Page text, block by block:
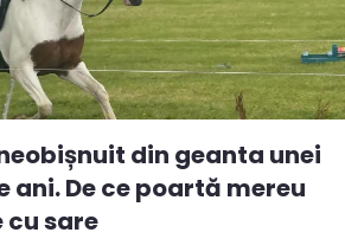
din geanta unei
ani. De ce poartă mereu
cu sare